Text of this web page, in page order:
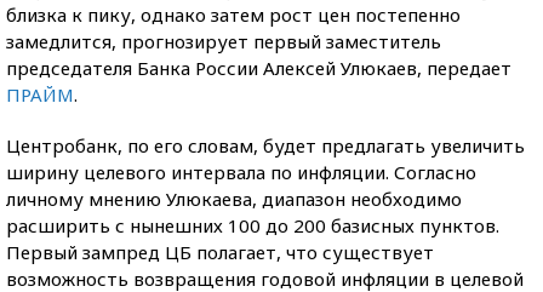
близка к пику, однако затем рост цен постепенно
замедлится, прогнозирует первый заместитель
председателя Банка России Алексей Улюкаев, передает
ПРАЙМ.
Центробанк, по его словам, будет предлагать увеличить
ширину целевого интервала по инфляции. Согласно
личному мнению Улюкаева, диапазон необходимо
расширить с нынешних 100 до 200 базисных пунктов.
Первый зампред ЦБ полагает, что существует
возможность возвращения годовой инфляции в целевой